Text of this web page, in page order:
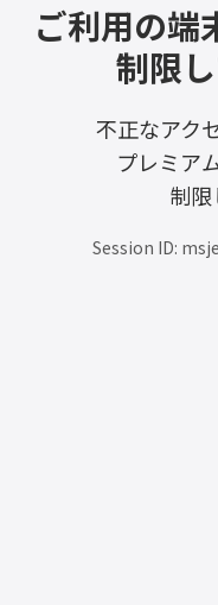
ご利用の端
制限
不正なアク
プレミア
制限
Session ID: